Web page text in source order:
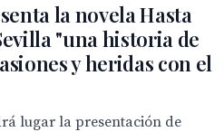
la novela Hasta
"una historia de
y heridas con el
lugar la presentación de